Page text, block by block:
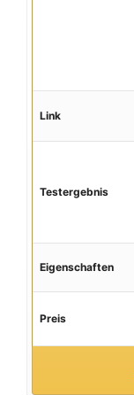
Link
Testergebnis
Eigenschaften
Preis